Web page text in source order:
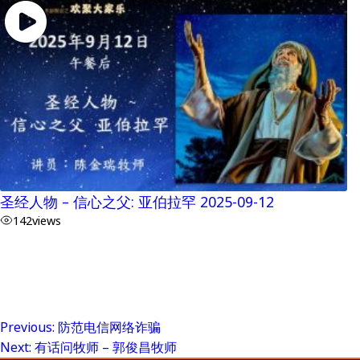
圣经人物 – 信心之父: 亚伯拉罕 2025-09-12
142views
Post
Previous: 防范电信网络诈骗
Next: 有话问牧师 – 郭俊昌牧师